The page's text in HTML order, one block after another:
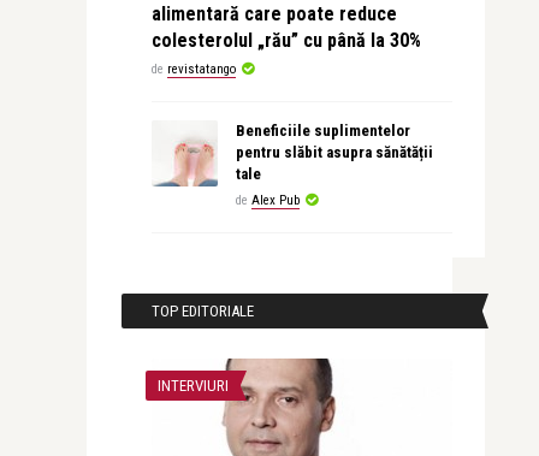
alimentară care poate reduce
colesterolul „rău” cu până la 30%
de revistatango
Beneficiile suplimentelor
pentru slăbit asupra sănătății
tale
de Alex Pub
TOP EDITORIALE
INTERVIURI